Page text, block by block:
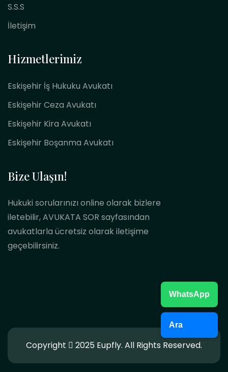
S.S.S
İletişim
Hizmetlerimiz
Eskişehir İş Hukuku Avukatı
Eskişehir Ceza Avukatı
Eskişehir Kira Avukatı
Eskişehir Boşanma Avukatı
Bize Ulaşın!
Hukuki sorularınızı online olarak bizlere
iletebilir, AVUKATA SOR sayfasından
avukatlarla ücretsiz olarak iletişime
geçebilirsiniz.
Copyright 2025 Eupfly. All Rights Reserved.
WhatsApp
Ara